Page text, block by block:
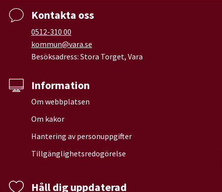
Kontakta oss
0512-310 00
kommun@vara.se
Besöksadress: Stora Torget, Vara
Information
Om webbplatsen
Om kakor
Hantering av personuppgifter
Tillgänglighetsredogörelse
Håll dig uppdaterad